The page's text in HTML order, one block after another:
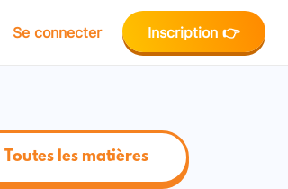
Se connecter Inscription 👉
Toutes les matières